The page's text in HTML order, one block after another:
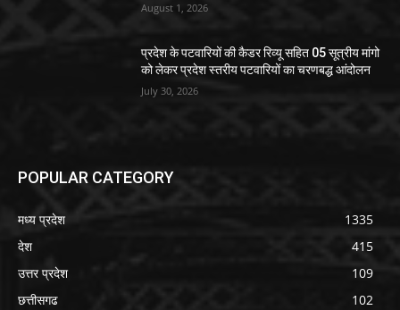
August 1, 2026
प्रदेश के पटवारियों की कैडर रिव्यू सहित 05 सूत्रीय मांगो
को लेकर प्रदेश स्तरीय पटवारियों का चरणबद्ध आंदोलन
July 30, 2026
POPULAR CATEGORY
मध्य प्रदेश
1335
देश
415
उत्तर प्रदेश
109
छत्तीसगढ
102